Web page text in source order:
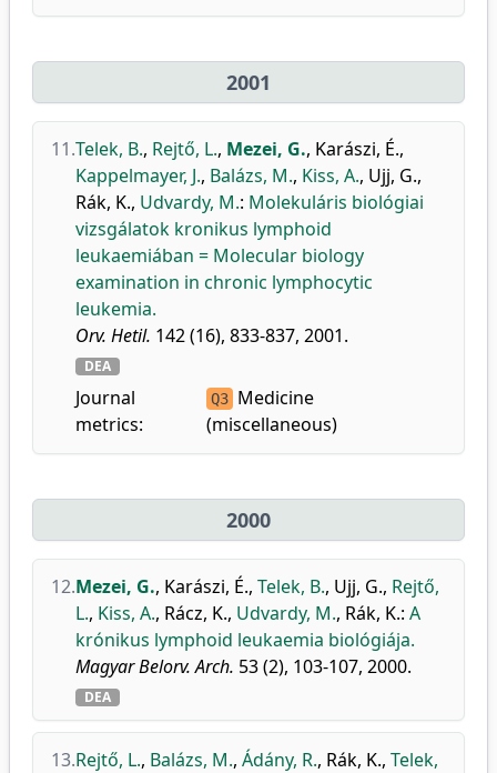
2001
11.Telek, B., Rejtő, L., Mezei, G., Karászi, É.,
Kappelmayer, J., Balázs, M., Kiss, A., Ujj, G.,
Rák, K., Udvardy, M.: Molekuláris biológiai
vizsgálatok kronikus lymphoid
leukaemiában = Molecular biology
examination in chronic lymphocytic
leukemia.
Orv. Hetil. 142 (16), 833-837, 2001.
DEA
Journal
metrics:
Q3 Medicine
(miscellaneous)
2000
12.Mezei, G., Karászi, É., Telek, B., Ujj, G., Rejtő,
L., Kiss, A., Rácz, K., Udvardy, M., Rák, K.: A
krónikus lymphoid leukaemia biológiája.
Magyar Belorv. Arch. 53 (2), 103-107, 2000.
DEA
13.Rejtő, L., Balázs, M., Ádány, R., Rák, K., Telek,